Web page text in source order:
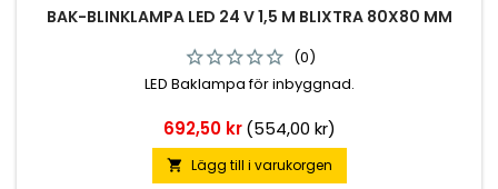
BAK-BLINKLAMPA LED 24 V 1,5 M BLIXTRA 80X80 MM
(0)
LED Baklampa för inbyggnad.
Pris
692,50 kr (554,00 kr)
 Lägg till i varukorgen